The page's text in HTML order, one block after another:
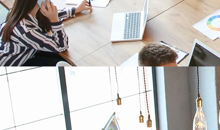
Toujours connectée
Continuité du flux de données grâce à sa connexion Ethernet et
sa connectivité 2G/3G/4G.